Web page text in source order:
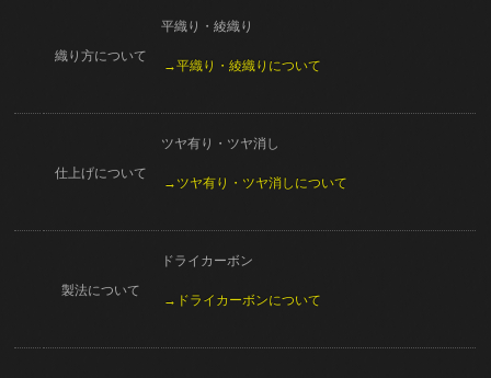
織り方について
平織り・綾織り
→平織り・綾織りについて
仕上げについて
ツヤ有り・ツヤ消し
→ツヤ有り・ツヤ消しについて
製法について
ドライカーボン
→ドライカーボンについて